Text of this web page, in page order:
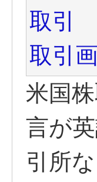
取引
取引
米国
言が
引所